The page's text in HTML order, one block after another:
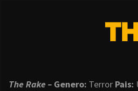
The Rake – Genero: Terror Pais: